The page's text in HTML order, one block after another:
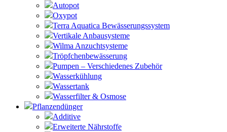
Autopot
Oxypot
Terra Aquatica Bewässerungssystem
Vertikale Anbausysteme
Wilma Anzuchtsysteme
Tröpfchenbewässerung
Pumpen – Verschiedenes Zubehör
Wasserkühlung
Wassertank
Wasserfilter & Osmose
Pflanzendünger
Additive
Erweiterte Nährstoffe